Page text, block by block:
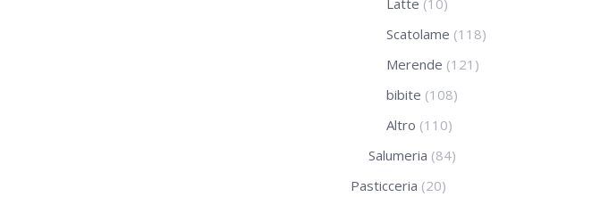
Scatolame (118)
Merende (121)
bibite (108)
Altro (110)
Salumeria (84)
Pasticceria (20)